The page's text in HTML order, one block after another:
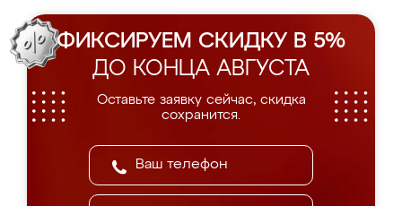
ФИКСИРУЕМ СКИДКУ В 5%
ДО КОНЦА АВГУСТА
Оставьте заявку сейчас, скидка
сохранится.